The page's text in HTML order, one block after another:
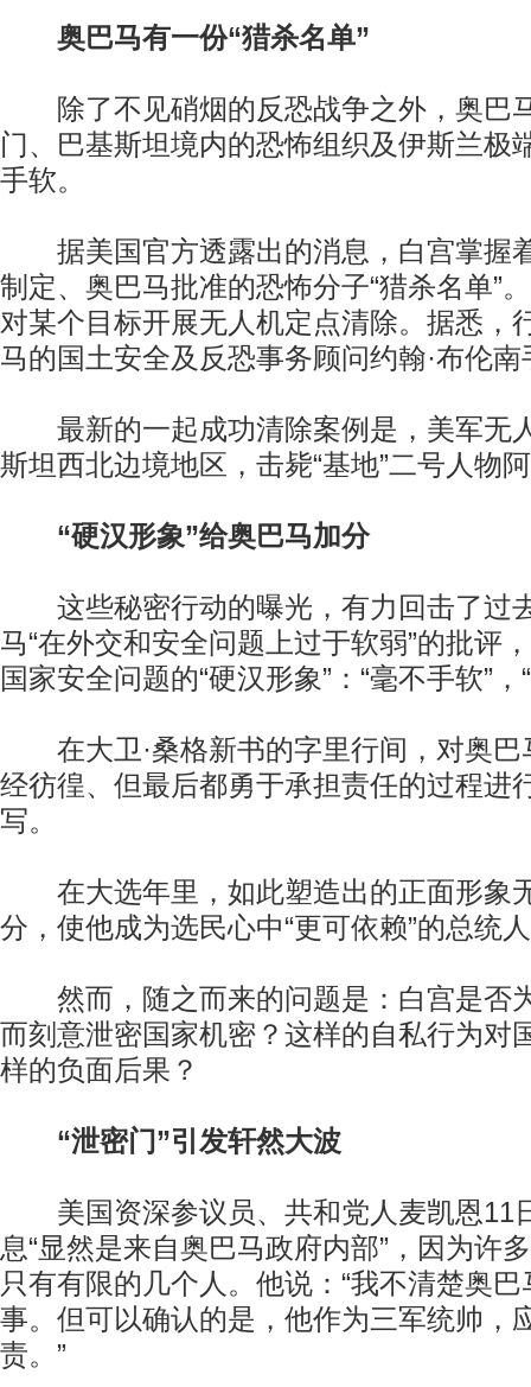
奥巴马有一份“猎杀名单”
除了不见硝烟的反恐战争之外，奥巴
门、巴基斯坦境内的恐怖组织及伊斯兰极
手软。
据美国官方透露出的消息，白宫掌握
制定、奥巴马批准的恐怖分子“猎杀名单”
对某个目标开展无人机定点清除。据悉，
马的国土安全及反恐事务顾问约翰·布伦南
最新的一起成功清除案例是，美军无
斯坦西北边境地区，击毙“基地”二号人物
“硬汉形象”给奥巴马加分
这些秘密行动的曝光，有力回击了过
马“在外交和安全问题上过于软弱”的批评
国家安全问题的“硬汉形象”：“毫不手软”，
在大卫·桑格新书的字里行间，对奥巴
经彷徨、但最后都勇于承担责任的过程进
写。
在大选年里，如此塑造出的正面形象
分，使他成为选民心中“更可依赖”的总统
然而，随之而来的问题是：白宫是否
而刻意泄密国家机密？这样的自私行为对
样的负面后果？
“泄密门”引发轩然大波
美国资深参议员、共和党人麦凯恩11
息“显然是来自奥巴马政府内部”，因为许
只有有限的几个人。他说：“我不清楚奥
事。但可以确认的是，他作为三军统帅，
责。”